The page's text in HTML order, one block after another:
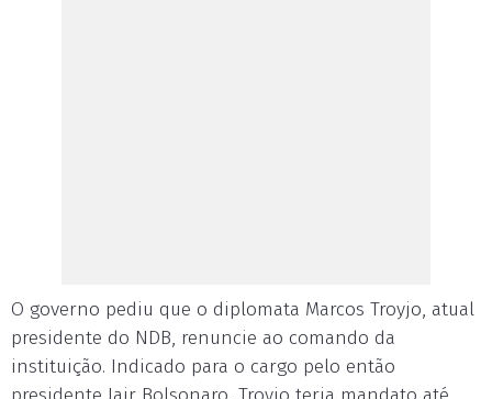
O governo pediu que o diplomata Marcos Troyjo, atual
presidente do NDB, renuncie ao comando da
instituição. Indicado para o cargo pelo então